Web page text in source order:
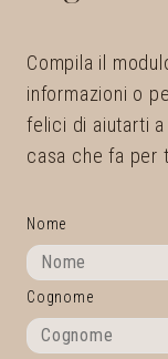
Compila il
informazioni o
felici di aiutarti
casa che fa per
Nome
Cognome